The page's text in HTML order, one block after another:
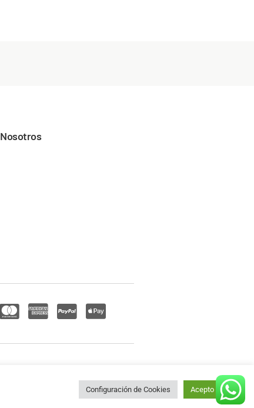
Nosotros
Configuración de Cookies Acepto Todo